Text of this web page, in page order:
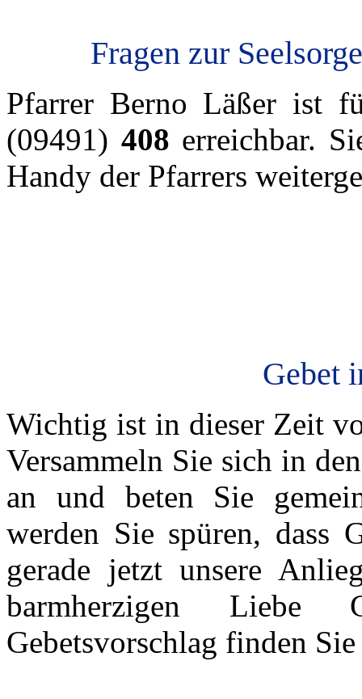
Fragen zur
Pfarrer Berno Läßer ist
(09491) 408 erreichbar.
Handy der Pfarrers
Gebet
Wichtig ist in dieser Zeit
Versammeln Sie sich in
an und beten Sie
werden Sie spüren, dass
gerade jetzt unsere
barmherzigen
Gebetsvorschlag finden